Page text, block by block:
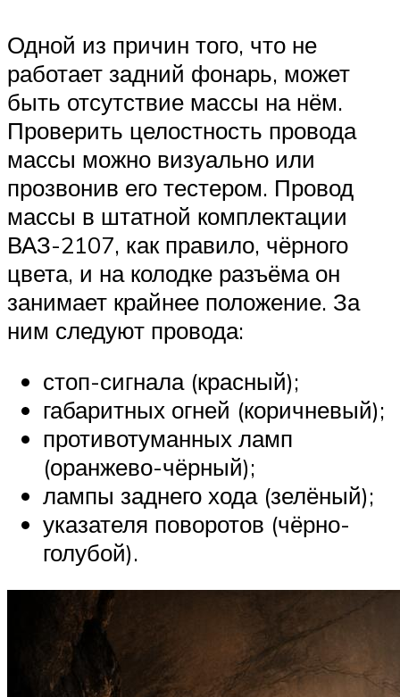
Одной из причин того, что не
работает задний фонарь, может
быть отсутствие массы на нём.
Проверить целостность провода
массы можно визуально или
прозвонив его тестером. Провод
массы в штатной комплектации
ВАЗ-2107, как правило, чёрного
цвета, и на колодке разъёма он
занимает крайнее положение. За
ним следуют провода:
стоп-сигнала (красный);
габаритных огней (коричневый);
противотуманных ламп
(оранжево-чёрный);
лампы заднего хода (зелёный);
указателя поворотов (чёрно-
голубой).